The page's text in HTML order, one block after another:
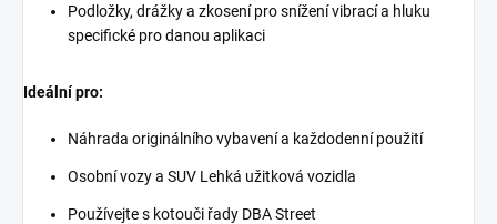
Podložky, drážky a zkosení pro snížení vibrací a hluku
specifické pro danou aplikaci
Ideální pro:
Náhrada originálního vybavení a každodenní použití
Osobní vozy a SUV Lehká užitková vozidla
Používejte s kotouči řady DBA Street